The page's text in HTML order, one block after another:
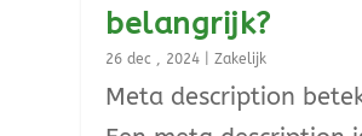
belangrijk?
26 dec , 2024 |Zakelijk
Meta description